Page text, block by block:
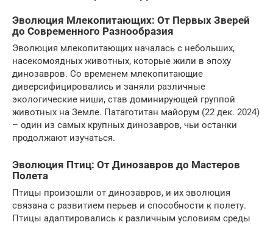
Эволюция Млекопитающих: От Первых Зверей
до Современного Разнообразия
Эволюция млекопитающих началась с небольших,
насекомоядных животных, которые жили в эпоху
динозавров. Со временем млекопитающие
диверсифицировались и заняли различные
экологические ниши, став доминирующей группой
животных на Земле. Патаготитан майорум (22 дек. 2024)
– один из самых крупных динозавров, чьи останки
продолжают изучаться.
Эволюция Птиц: От Динозавров до Мастеров
Полета
Птицы произошли от динозавров, и их эволюция
связана с развитием перьев и способности к полету.
Птицы адаптировались к различным условиям среды